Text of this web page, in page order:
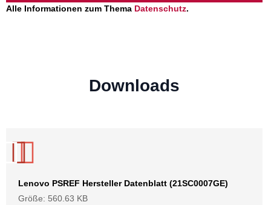
Alle Informationen zum Thema Datenschutz.
Downloads
Lenovo PSREF Hersteller Datenblatt (21SC0007GE)
Größe: 560.63 KB